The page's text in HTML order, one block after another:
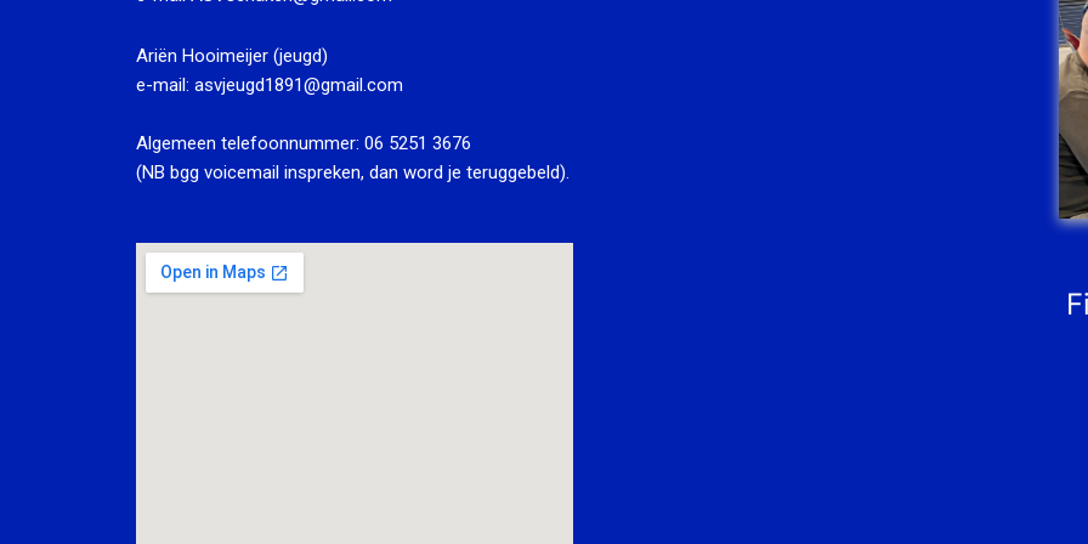
Ariën Hooimeijer (jeugd)
e-mail: asvjeugd1891@gmail.com
Algemeen telefoonnummer: 06 5251 3676
(NB bgg voicemail inspreken, dan word je teruggebeld).